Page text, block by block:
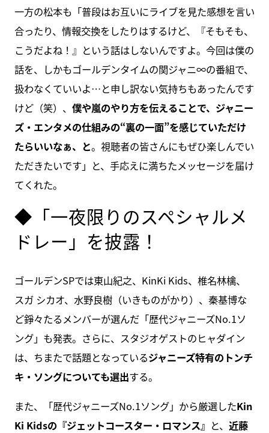
一方の松本も「普段はお互いにライブを見た感想を言い
合ったり、情報交換をしたりはするけど、『そもそも、
こうだよね！』という話はしないんですよ。今回は僕の
話を、しかもゴールデンタイムの関ジャニ∞の番組で、
扱わなくていいよ…と申し訳ない気持ちもあったんです
けど（笑）、 僕や嵐のやり方を伝えることで、ジャニー
ズ・エンタメの仕組みの“裏の一面”を感じていただけ
たらいいなぁ、と。視聴者の皆さんにもぜひ楽しんでい
ただきたいです」と、手応えに満ちたメッセージを届け
てくれた。
◆「一夜限りのスペシャルメ
ドレー」を披露！
ゴールデンSPでは東山紀之、KinKi Kids、椎名林檎、
スガ シカオ、水野良樹（いきものがかり）、秦基博な
ど錚々たるメンバーが選んだ「歴代ジャニーズNo.1ソ
ング」も発表。さらに、スタジオゲストのヒャダイン
は、ちまたで話題となっているジャニーズ特有のトンチ
キ・ソングについても選出する。
また、「歴代ジャニーズNo.1ソング」から厳選したKin
Ki Kidsの『ジェットコースター・ロマンス』 と、 近藤